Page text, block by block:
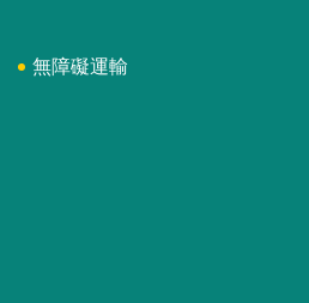
無障礙運輸